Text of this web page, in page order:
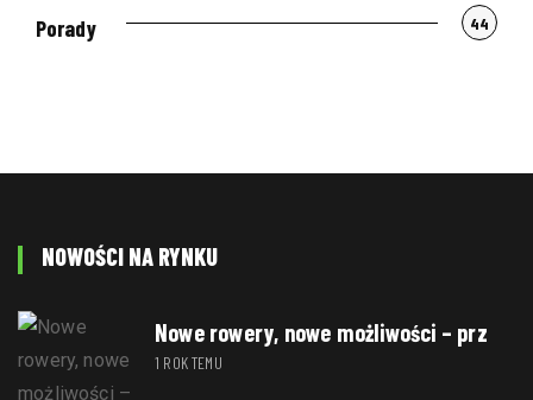
Porady 44
NOWOŚCI NA RYNKU
Nowe rowery, nowe możliwości – prz
1 ROK TEMU